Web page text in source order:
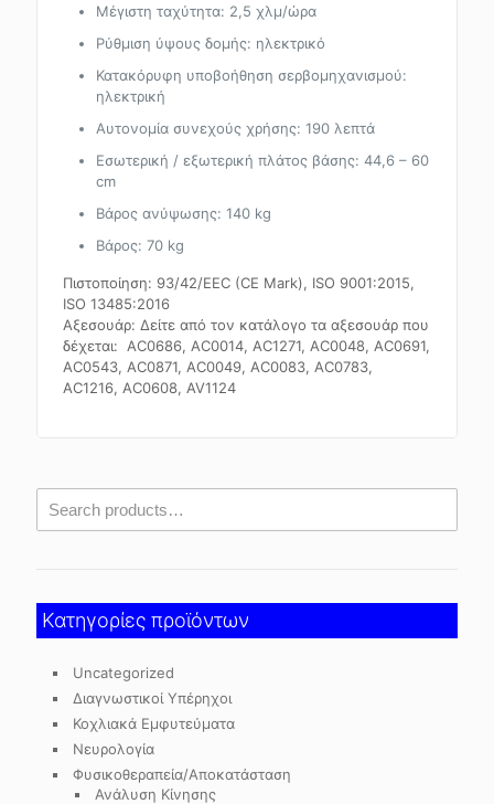
Μέγιστη ταχύτητα: 2,5 χλμ/ώρα
Ρύθμιση ύψους δομής: ηλεκτρικό
Κατακόρυφη υποβοήθηση σερβομηχανισμού:
ηλεκτρική
Αυτονομία συνεχούς χρήσης: 190 λεπτά
Εσωτερική / εξωτερική πλάτος βάσης: 44,6 – 60
cm
Βάρος ανύψωσης: 140 kg
Βάρος: 70 kg
Πιστοποίηση: 93/42/EEC (CE Mark), ISO 9001:2015,
ISO 13485:2016
Αξεσουάρ: Δείτε από τον κατάλογο τα αξεσουάρ που
δέχεται: AC0686, AC0014, AC1271, AC0048, AC0691,
AC0543, AC0871, AC0049, AC0083, AC0783,
AC1216, AC0608, AV1124
Κατηγορίες προϊόντων
Uncategorized
Διαγνωστικοί Υπέρηχοι
Κοχλιακά Εμφυτεύματα
Νευρολογία
Φυσικοθεραπεία/Αποκατάσταση
Ανάλυση Κίνησης